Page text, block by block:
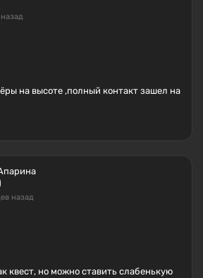
на высоте ,полный контакт зашел на
назад
квест, но можно ставить слабенькую